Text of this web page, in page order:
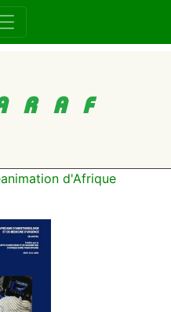
d'Afrique